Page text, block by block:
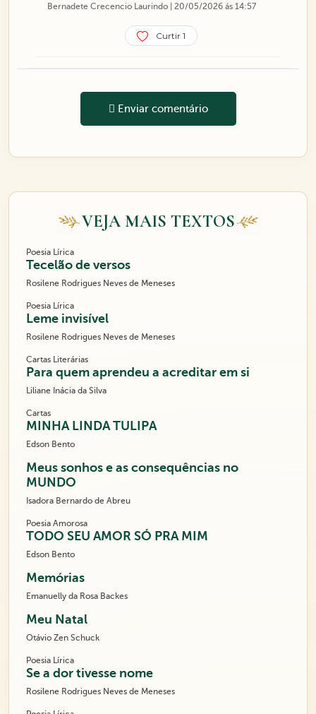
Bernadete Crecencio Laurindo | 20/05/2026 ás 14:57
Curtir 1
Enviar comentário
VEJA MAIS TEXTOS
Poesia Lírica
Tecelão de versos
Rosilene Rodrigues Neves de Meneses
Poesia Lírica
Leme invisível
Rosilene Rodrigues Neves de Meneses
Cartas Literárias
Para quem aprendeu a acreditar em si
Liliane Inácia da Silva
Cartas
MINHA LINDA TULIPA
Edson Bento
Meus sonhos e as consequências no
MUNDO
Isadora Bernardo de Abreu
Poesia Amorosa
TODO SEU AMOR SÓ PRA MIM
Edson Bento
Memórias
Emanuelly da Rosa Backes
Meu Natal
Otávio Zen Schuck
Poesia Lírica
Se a dor tivesse nome
Rosilene Rodrigues Neves de Meneses